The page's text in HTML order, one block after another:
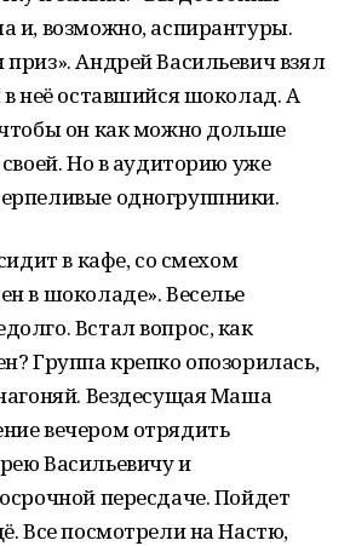
и, возможно, аспирантуры.
Андрей Васильевич взял
неё оставшийся шоколад. А
он как можно дольше
Но в аудиторию уже
одногруппники.
в кафе, со смехом
в шоколаде». Веселье
Встал вопрос, как
Группа крепко опозорилась,
Вездесущая Маша
вечером отрядить
Васильевичу и
пересдаче. Пойдет
Все посмотрели на Настю,